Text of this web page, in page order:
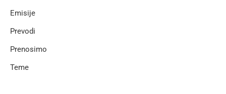
Emisije
Prevodi
Prenosimo
Teme